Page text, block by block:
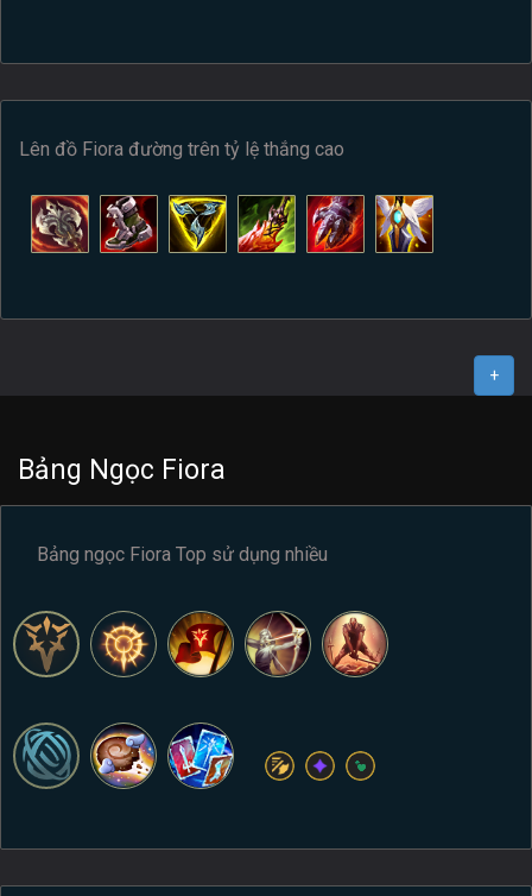
Lên đồ Fiora đường trên tỷ lệ thắng cao
+
Bảng Ngọc Fiora
Bảng ngọc Fiora Top sử dụng nhiều